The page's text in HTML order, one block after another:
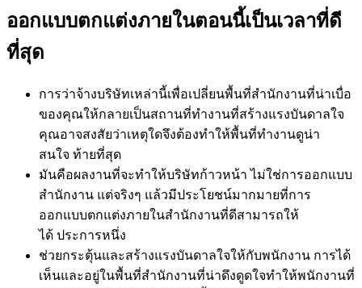
ออกแบบตกแต่งภายในตอนนี้เป็นเวลาที่ดี
ที่สุด
การว่าจ้างบริษัทเหล่านี้เพื่อเปลี่ยนพื้นที่สำนักงานที่น่าเบื่อ
ของคุณให้กลายเป็นสถานที่ทำงานที่สร้างแรงบันดาลใจ
คุณอาจสงสัยว่าเหตุใดจึงต้องทำให้พื้นที่ทำงานดูน่า
สนใจ ท้ายที่สุด
มันคือผลงานที่จะทำให้บริษัทก้าวหน้า ไม่ใช่การออกแบบ
สำนักงาน แต่จริงๆ แล้วมีประโยชน์มากมายที่การ
ออกแบบตกแต่งภายในสำนักงานที่ดีสามารถให้
ได้ ประการหนึ่ง
ช่วยกระตุ้นและสร้างแรงบันดาลใจให้กับพนักงาน การได้
เห็นและอยู่ในพื้นที่สำนักงานที่น่าดึงดูดใจทำให้พนักงานที่